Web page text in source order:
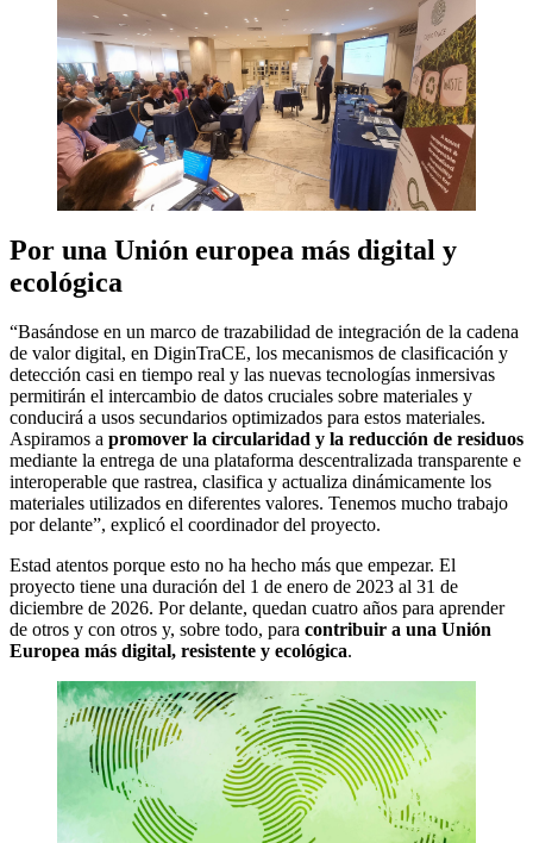
Por una Unión europea más digital y
ecológica
“Basándose en un marco de trazabilidad de integración de la cadena
de valor digital, en DiginTraCE, los mecanismos de clasificación y
detección casi en tiempo real y las nuevas tecnologías inmersivas
permitirán el intercambio de datos cruciales sobre materiales y
conducirá a usos secundarios optimizados para estos materiales.
Aspiramos a promover la circularidad y la reducción de residuos
mediante la entrega de una plataforma descentralizada transparente e
interoperable que rastrea, clasifica y actualiza dinámicamente los
materiales utilizados en diferentes valores. Tenemos mucho trabajo
por delante”, explicó el coordinador del proyecto.
Estad atentos porque esto no ha hecho más que empezar. El
proyecto tiene una duración del 1 de enero de 2023 al 31 de
diciembre de 2026. Por delante, quedan cuatro años para aprender
de otros y con otros y, sobre todo, para contribuir a una Unión
Europea más digital, resistente y ecológica.